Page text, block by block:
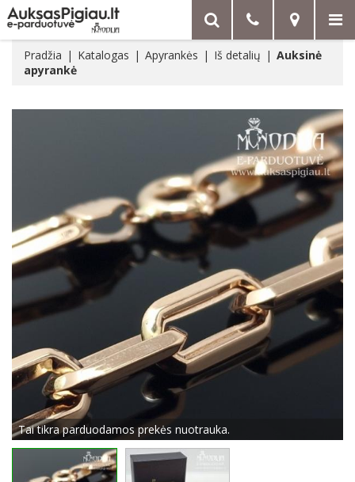
Pradžia Katalogas Apyrankės Iš detalių
Auksinė
apyrankė
Tai tikra parduodamos prekės nuotrauka.